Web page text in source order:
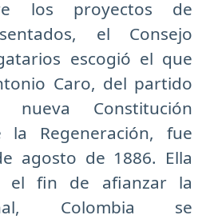
los proyectos de
el Consejo
escogió el que
Caro, del partido
nueva Constitución
la Regeneración, fue
agosto de 1886. Ella
el fin de afianzar la
Colombia se